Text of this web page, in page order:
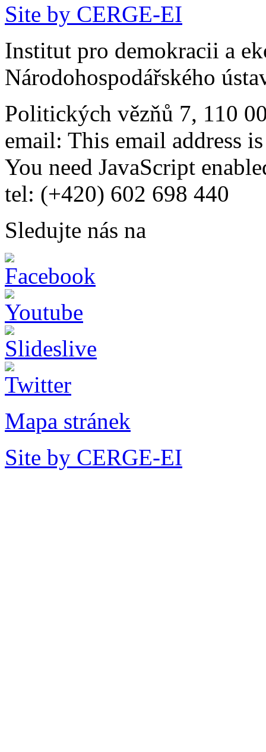
Site by CERGE-EI
Institut pro demokracii a
Národohospodářského
Politických vězňů 7, 110
email: This email address
You need JavaScript
tel: (+420) 602 698 440
Sledujte nás na
Mapa stránek
Site by CERGE-EI